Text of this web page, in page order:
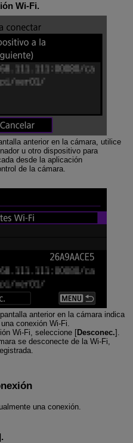
Wi-Fi.
anterior en la cámara, utilice
u otro dispositivo para
desde la aplicación
de la cámara.
anterior en la cámara indica
conexión Wi-Fi.
Wi-Fi, seleccione [Desconec.].
se desconecte de la Wi-Fi,
una conexión.